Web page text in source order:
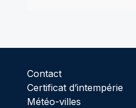
Contact
Certificat d’intempérie
Météo-villes